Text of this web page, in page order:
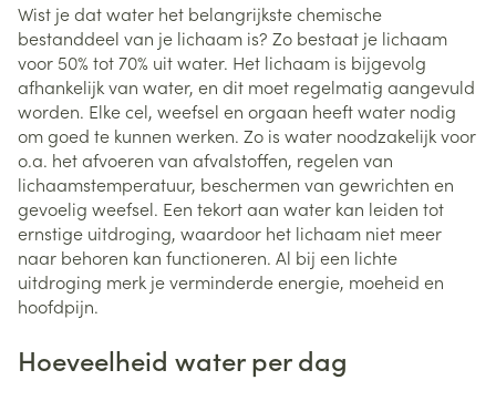
Wist je dat water het belangrijkste chemische
bestanddeel van je lichaam is? Zo bestaat je lichaam
voor 50% tot 70% uit water. Het lichaam is bijgevolg
afhankelijk van water, en dit moet regelmatig aangevuld
worden. Elke cel, weefsel en orgaan heeft water nodig
om goed te kunnen werken. Zo is water noodzakelijk voor
o.a. het afvoeren van afvalstoffen, regelen van
lichaamstemperatuur, beschermen van gewrichten en
gevoelig weefsel. Een tekort aan water kan leiden tot
ernstige uitdroging, waardoor het lichaam niet meer
naar behoren kan functioneren. Al bij een lichte
uitdroging merk je verminderde energie, moeheid en
hoofdpijn.
Hoeveelheid water per dag